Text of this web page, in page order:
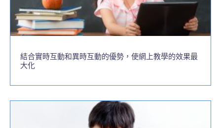
結合實時互動和異時互動的優勢，使網上教學的效果最
大化